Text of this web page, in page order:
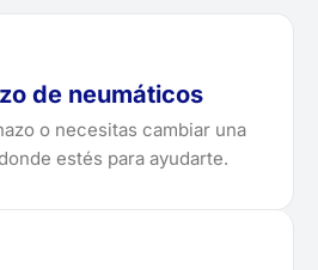
de neumáticos
o necesitas cambiar una
estés para ayudarte.